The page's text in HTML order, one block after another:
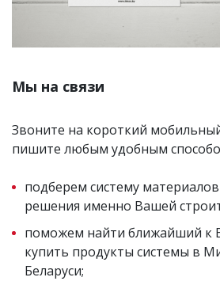
Мы на связи
Звоните на короткий
пишите любым удобным
подберем систему
решения именно Вашей
поможем найти ближайший к
купить продукты системы в
Беларуси;